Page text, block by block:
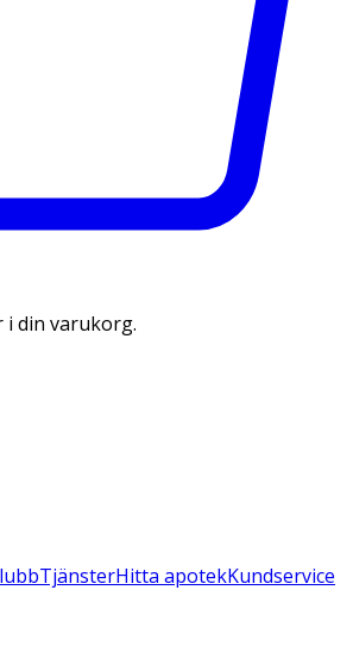
din varukorg.
TjänsterHitta apotekKundservice